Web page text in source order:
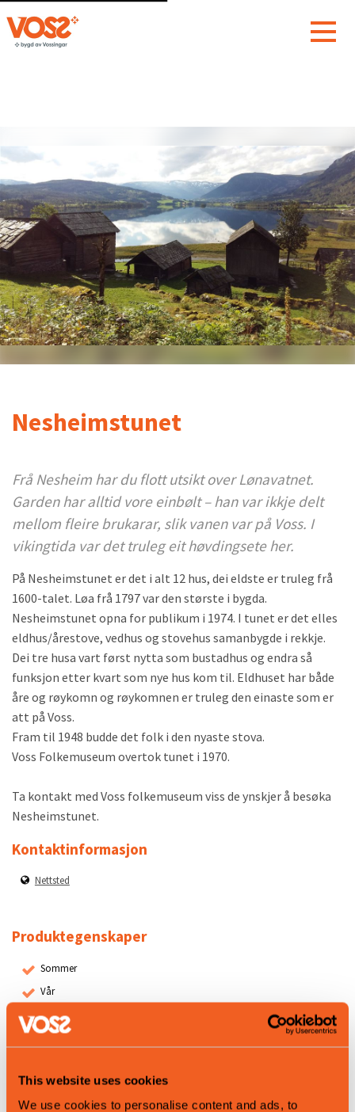
This website uses cookies
We use cookies to personalise content and ads, to
Nesheimstunet
Frå Nesheim har du flott utsikt over Lønavatnet.
Garden har alltid vore einbølt – han var ikkje delt
mellom fleire brukarar, slik vanen var på Voss. I
vikingtida var det truleg eit høvdingsete her.
På Nesheimstunet er det i alt 12 hus, dei eldste er truleg frå
1600-talet. Løa frå 1797 var den største i bygda.
Nesheimstunet opna for publikum i 1974. I tunet er det elles
eldhus/årestove, vedhus og stovehus samanbygde i rekkje.
Dei tre husa vart først nytta som bustadhus og endra så
funksjon etter kvart som nye hus kom til. Eldhuset har både
åre og røykomn og røykomnen er truleg den einaste som er
att på Voss.
Fram til 1948 budde det folk i den nyaste stova.
Voss Folkemuseum overtok tunet i 1970.
Ta kontakt med Voss folkemuseum viss de ynskjer å besøka
Nesheimstunet.
Kontaktinformasjon
Nettsted
Produktegenskaper
Sommer
Vår
Høst
Map